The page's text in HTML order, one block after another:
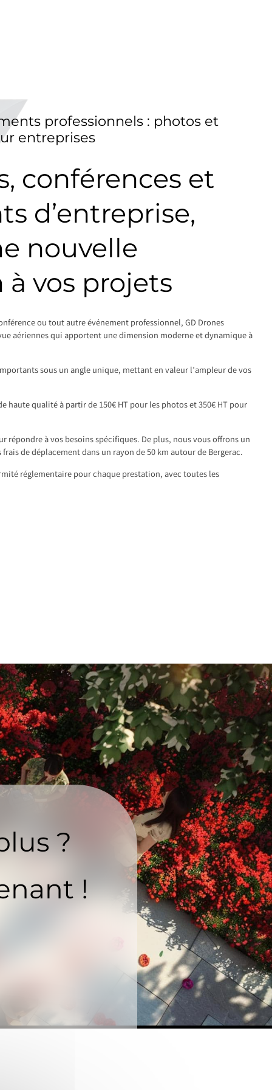
professionnels : photos et
entreprises
conférences et
d’entreprise,
nouvelle
vos projets
ou tout autre événement professionnel, GD Drones
aériennes qui apportent une dimension moderne et dynamique à
sous un angle unique, mettant en valeur l’ampleur de vos
haute qualité à partir de 150€ HT pour les photos et 350€ HT pour
répondre à vos besoins spécifiques. De plus, nous vous offrons un
de déplacement dans un rayon de 50 km autour de Bergerac.
réglementaire pour chaque prestation, avec toutes les
?
!